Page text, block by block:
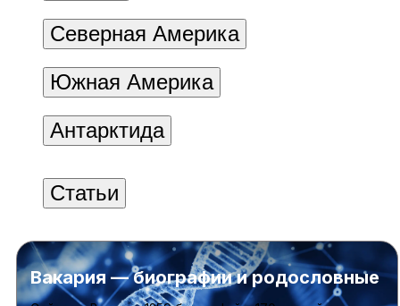
Северная Америка
Южная Америка
Антарктида
Статьи
Вакария — биографии и родословные